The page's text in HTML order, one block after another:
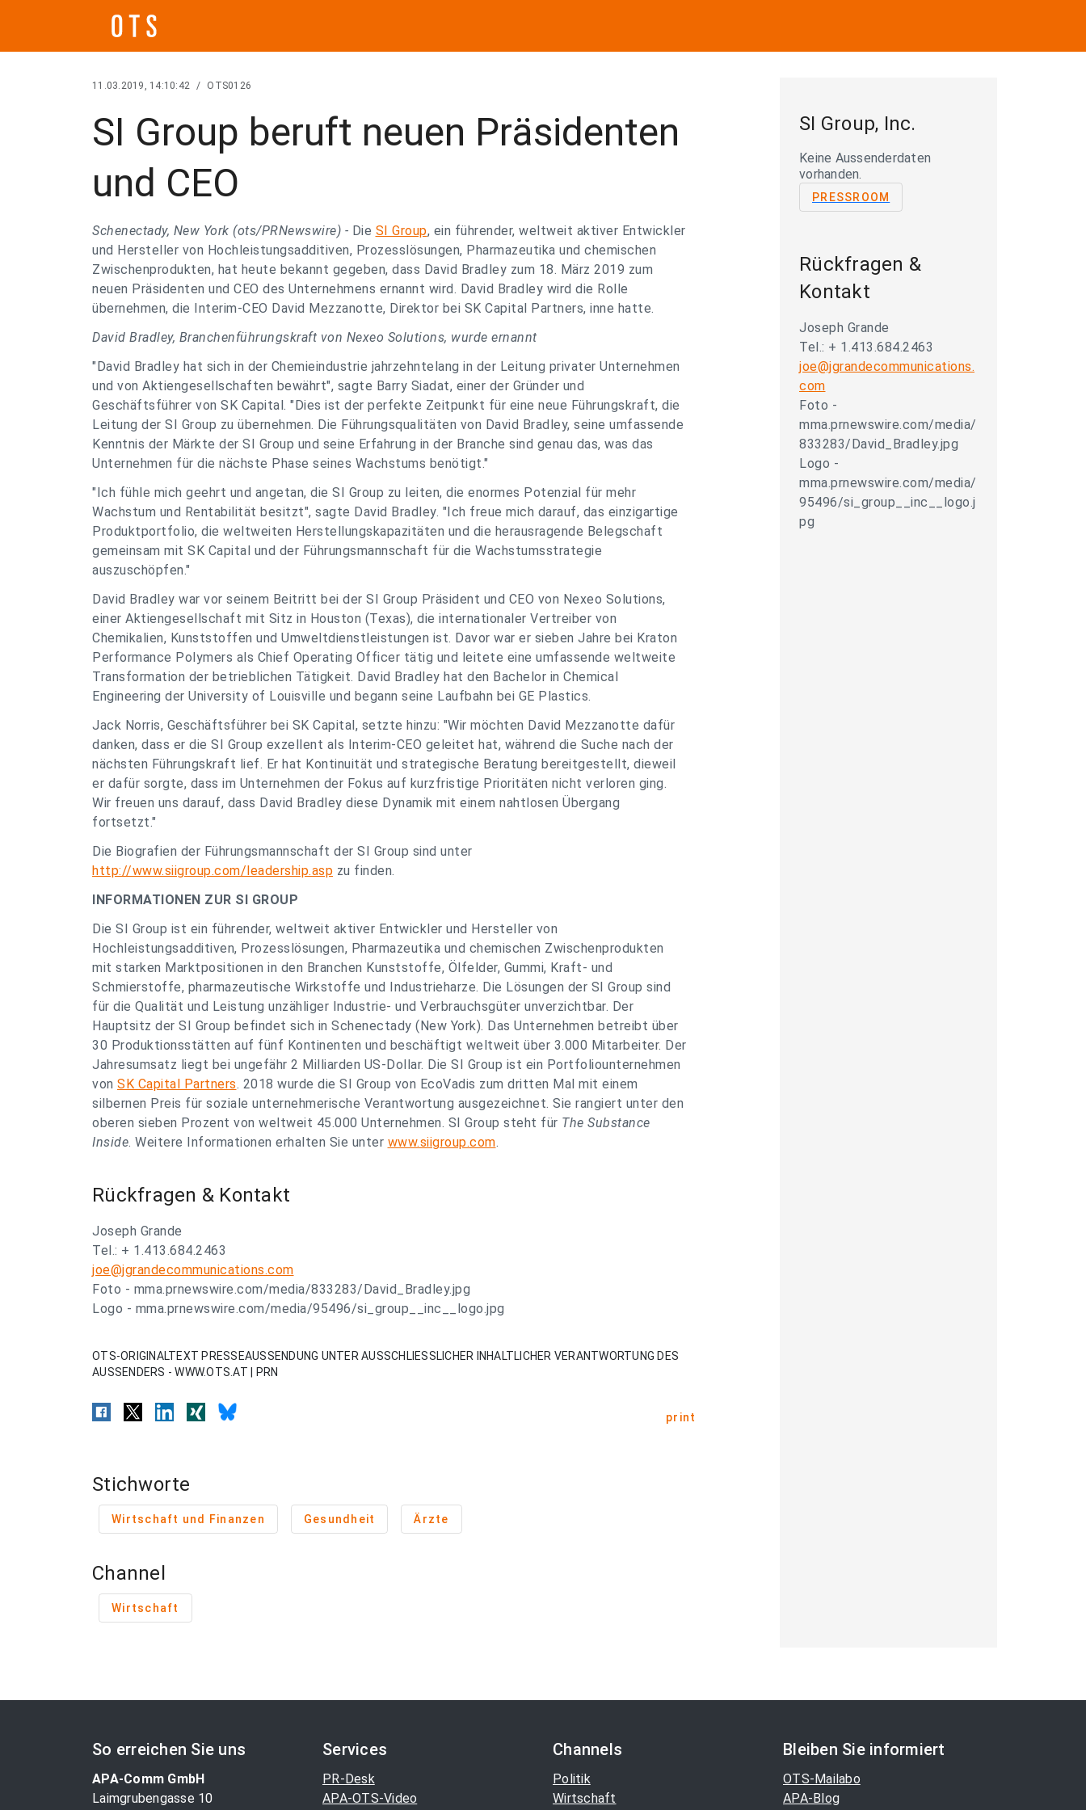
11.03.2019, 14:10:42 / OTS0126
SI Group beruft neuen Präsidenten
und CEO
Schenectady, New York (ots/PRNewswire) - Die SI Group, ein führender, weltweit aktiver Entwickler
und Hersteller von Hochleistungsadditiven, Prozesslösungen, Pharmazeutika und chemischen
Zwischenprodukten, hat heute bekannt gegeben, dass David Bradley zum 18. März 2019 zum
neuen Präsidenten und CEO des Unternehmens ernannt wird. David Bradley wird die Rolle
übernehmen, die Interim-CEO David Mezzanotte, Direktor bei SK Capital Partners, inne hatte.
David Bradley, Branchenführungskraft von Nexeo Solutions, wurde ernannt
"David Bradley hat sich in der Chemieindustrie jahrzehntelang in der Leitung privater Unternehmen
und von Aktiengesellschaften bewährt", sagte Barry Siadat, einer der Gründer und
Geschäftsführer von SK Capital. "Dies ist der perfekte Zeitpunkt für eine neue Führungskraft, die
Leitung der SI Group zu übernehmen. Die Führungsqualitäten von David Bradley, seine umfassende
Kenntnis der Märkte der SI Group und seine Erfahrung in der Branche sind genau das, was das
Unternehmen für die nächste Phase seines Wachstums benötigt."
"Ich fühle mich geehrt und angetan, die SI Group zu leiten, die enormes Potenzial für mehr
Wachstum und Rentabilität besitzt", sagte David Bradley. "Ich freue mich darauf, das einzigartige
Produktportfolio, die weltweiten Herstellungskapazitäten und die herausragende Belegschaft
gemeinsam mit SK Capital und der Führungsmannschaft für die Wachstumsstrategie
auszuschöpfen."
David Bradley war vor seinem Beitritt bei der SI Group Präsident und CEO von Nexeo Solutions,
einer Aktiengesellschaft mit Sitz in Houston (Texas), die internationaler Vertreiber von
Chemikalien, Kunststoffen und Umweltdienstleistungen ist. Davor war er sieben Jahre bei Kraton
Performance Polymers als Chief Operating Officer tätig und leitete eine umfassende weltweite
Transformation der betrieblichen Tätigkeit. David Bradley hat den Bachelor in Chemical
Engineering der University of Louisville und begann seine Laufbahn bei GE Plastics.
Jack Norris, Geschäftsführer bei SK Capital, setzte hinzu: "Wir möchten David Mezzanotte dafür
danken, dass er die SI Group exzellent als Interim-CEO geleitet hat, während die Suche nach der
nächsten Führungskraft lief. Er hat Kontinuität und strategische Beratung bereitgestellt, dieweil
er dafür sorgte, dass im Unternehmen der Fokus auf kurzfristige Prioritäten nicht verloren ging.
Wir freuen uns darauf, dass David Bradley diese Dynamik mit einem nahtlosen Übergang
fortsetzt."
Die Biografien der Führungsmannschaft der SI Group sind unter
http://www.siigroup.com/leadership.asp zu finden.
INFORMATIONEN ZUR SI GROUP
Die SI Group ist ein führender, weltweit aktiver Entwickler und Hersteller von
Hochleistungsadditiven, Prozesslösungen, Pharmazeutika und chemischen Zwischenprodukten
mit starken Marktpositionen in den Branchen Kunststoffe, Ölfelder, Gummi, Kraft- und
Schmierstoffe, pharmazeutische Wirkstoffe und Industrieharze. Die Lösungen der SI Group sind
für die Qualität und Leistung unzähliger Industrie- und Verbrauchsgüter unverzichtbar. Der
Hauptsitz der SI Group befindet sich in Schenectady (New York). Das Unternehmen betreibt über
30 Produktionsstätten auf fünf Kontinenten und beschäftigt weltweit über 3.000 Mitarbeiter. Der
Jahresumsatz liegt bei ungefähr 2 Milliarden US-Dollar. Die SI Group ist ein Portfoliounternehmen
von SK Capital Partners. 2018 wurde die SI Group von EcoVadis zum dritten Mal mit einem
silbernen Preis für soziale unternehmerische Verantwortung ausgezeichnet. Sie rangiert unter den
oberen sieben Prozent von weltweit 45.000 Unternehmen. SI Group steht für The Substance
Inside. Weitere Informationen erhalten Sie unter www.siigroup.com.
Rückfragen & Kontakt
Joseph Grande
Tel.: + 1.413.684.2463
joe@jgrandecommunications.com
Foto - mma.prnewswire.com/media/833283/David_Bradley.jpg
Logo - mma.prnewswire.com/media/95496/si_group__inc__logo.jpg
OTS-ORIGINALTEXT PRESSEAUSSENDUNG UNTER AUSSCHLIESSLICHER INHALTLICHER VERANTWORTUNG DES
AUSSENDERS - WWW.OTS.AT | PRN
print
Stichworte
Wirtschaft und Finanzen Gesundheit Ärzte
Channel
Wirtschaft
SI Group, Inc.
Keine Aussenderdaten
vorhanden.
PRESSROOM
Rückfragen &
Kontakt
Joseph Grande
Tel.: + 1.413.684.2463
joe@jgrandecommunications.
com
Foto -
mma.prnewswire.com/media/
833283/David_Bradley.jpg
Logo -
mma.prnewswire.com/media/
95496/si_group__inc__logo.j
pg
So erreichen Sie uns
APA-Comm GmbH
Laimgrubengasse 10
Services
PR-Desk
APA-OTS-Video
Channels
Politik
Wirtschaft
Bleiben Sie informiert
OTS-Mailabo
APA-Blog